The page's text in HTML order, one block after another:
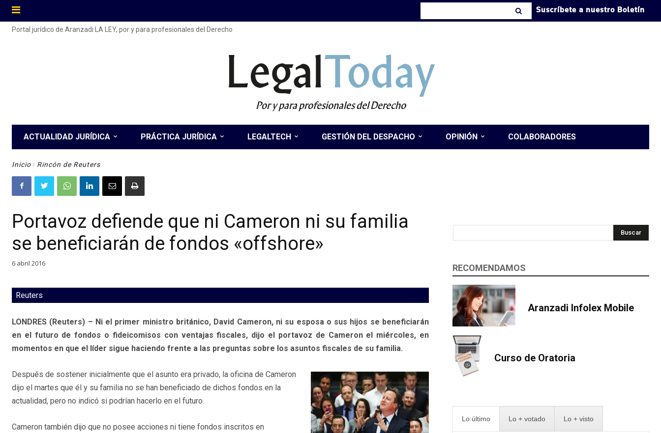
Suscríbete a nuestro Boletín
Portal jurídico de Aranzadi LA LEY, por y para profesionales del Derecho
LegalToday
Por y para profesionales del Derecho
ACTUALIDAD JURÍDICA PRÁCTICA JURÍDICA LEGALTECH GESTIÓN DEL DESPACHO OPINIÓN COLABORADORES
Inicio Rincón de Reuters
Portavoz defiende que ni Cameron ni su familia
se beneficiarán de fondos «offshore»
6 abril 2016
Reuters
LONDRES (Reuters) – Ni el primer ministro británico, David Cameron, ni su esposa o sus hijos se beneficiarán
en el futuro de fondos o fideicomisos con ventajas fiscales, dijo el portavoz de Cameron el miércoles, en
momentos en que el líder sigue haciendo frente a las preguntas sobre los asuntos fiscales de su familia.
Después de sostener inicialmente que el asunto era privado, la oficina de Cameron
dijo el martes que él y su familia no se han beneficiado de dichos fondos en la
actualidad, pero no indicó si podrían hacerlo en el futuro.
Cameron también dijo que no posee acciones ni tiene fondos inscritos en
Buscar
RECOMENDAMOS
Aranzadi Infolex Mobile
Curso de Oratoria
Lo último Lo + votado Lo + visto